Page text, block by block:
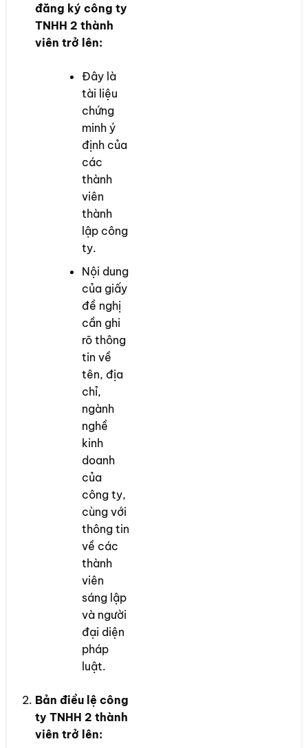
đăng ký công ty
TNHH 2 thành
viên trở lên:
Đây là
tài liệu
chứng
minh ý
định của
các
thành
viên
thành
lập công
ty.
Nội dung
của giấy
đề nghị
cần ghi
rõ thông
tin về
tên, địa
chỉ,
ngành
nghề
kinh
doanh
của
công ty,
cùng với
thông tin
về các
thành
viên
sáng lập
và người
đại diện
pháp
luật.
Bản điều lệ công
ty TNHH 2 thành
viên trở lên: